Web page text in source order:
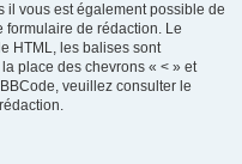
il vous est également possible de
formulaire de rédaction. Le
HTML, les balises sont
place des chevrons « < » et
veuillez consulter le